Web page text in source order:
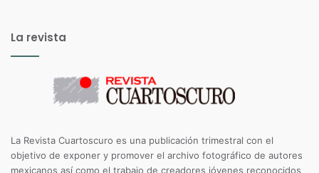
La revista
La Revista Cuartoscuro es una publicación trimestral con el
objetivo de exponer y promover el archivo fotográfico de autores
mexicanos así como el trabajo de creadores jóvenes reconocidos